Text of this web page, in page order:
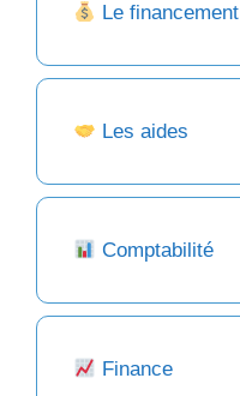
Le financement
Les aides
Comptabilité
Finance